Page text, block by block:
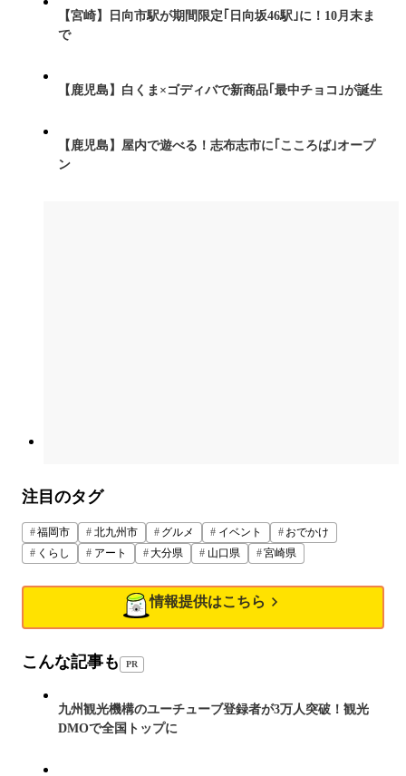
【宮崎】日向市駅が期間限定｢日向坂46駅｣に！10月末ま
で
【鹿児島】白くま×ゴディバで新商品｢最中チョコ｣が誕生
【鹿児島】屋内で遊べる！志布志市に｢こころば｣オープ
ン
注目のタグ
福岡市 北九州市 グルメ イベント
おでかけ
くらし
アート 大分県 山口県 宮崎県
情報提供はこちら
こんな記事も PR
九州観光機構のユーチューブ登録者が3万人突破！観光
DMOで全国トップに